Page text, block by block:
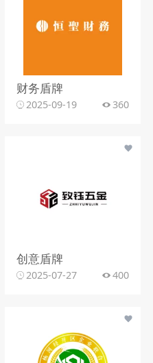
财务盾牌
2025-09-19 360
创意盾牌
2025-07-27 400